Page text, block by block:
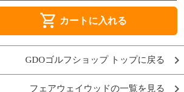
shopping_cart カートに入れる
GDOゴルフショップ トップに戻る
フェアウェイウッドの一覧を見る